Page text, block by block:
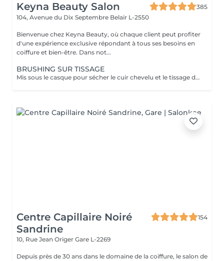
Keyna Beauty Salon
385
104, Avenue du Dix Septembre Belair L-2550
Bienvenue chez Keyna Beauty, où chaque client peut profiter
d'une expérience exclusive répondant à tous ses besoins en
coiffure et bien-être. Dans not...
BRUSHING SUR TISSAGE
Mis sous le casque pour sécher le cuir chevelu et le tissage de manière efficace et confortable. Un diagnostic sur mesure + shampooing nourrissant, masque hydratant ,coiffage sérum et fixation finale. Important: cheveux sans tresse ni noeuds à l'arrivée; tout noeuds ou tressage entraîne l'annulation et 50% de la prestation est retenu. Toute arrivée retardée de 15-30 minutes ou plus entraînera l'annulation automatique du rendez-vous.
Centre Capillaire Noiré
Sandrine
154
10, Rue Jean Origer Gare L-2269
Depuis près de 30 ans dans le domaine de la coiffure, le salon de